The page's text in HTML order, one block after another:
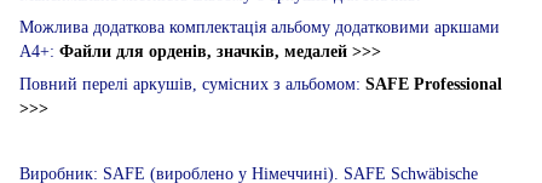
Можлива додаткова комплектація альбому додатковими аркшами
А4+: Файли для орденів, значків, медалей >>>
Повний перелі аркушів, сумісних з альбомом: SAFE Professional
>>>
Виробник: SAFE (вироблено у Німеччині). SAFE Schwäbische